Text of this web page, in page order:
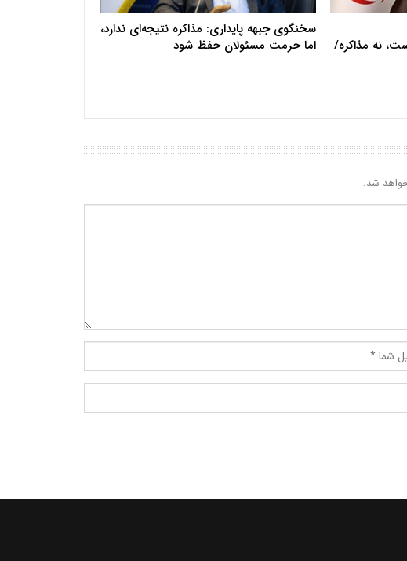
نه مذاکره/
سخنگوی جبهه پایداری: مذاکره نتیجه‌ای ندارد،
اما حرمت مسئولان حفظ شود
شد.